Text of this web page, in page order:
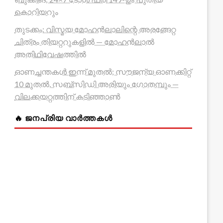
കൊറിയറും
തുടക്കം: വിസ്മയ മോഹൻലാലിന്റെ അരങ്ങേറ്റ
ചിത്രം തിയറ്ററുകളിൽ — മോഹൻലാൽ
അതിഥിവേഷത്തിൽ
ഓണച്ചന്തകൾ ഇന്ന് മുതൽ; സൗജന്യ ഓണക്കിറ്റ്
10 മുതൽ, സബ്സിഡി അരിയും ഗോതമ്പും —
വിലക്കയറ്റത്തിന് കടിഞ്ഞാൺ
🔥 ജനപ്രിയ വാർത്തകൾ